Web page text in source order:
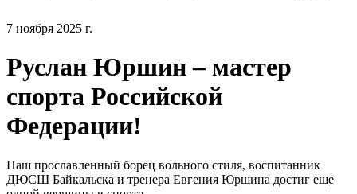
7 ноября 2025 г.
Руслан Юршин – мастер
спорта Российской
Федерации!
Наш прославленный борец вольного стиля, воспитанник
ДЮСШ Байкальска и тренера Евгения Юршина достиг еще